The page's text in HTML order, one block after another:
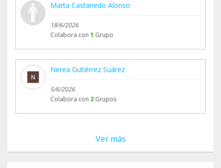
Marta Castanedo Alonso
18/6/2026
Colabora con 1 Grupo
Nerea Gutiérrez Suárez
5/6/2026
Colabora con 2 Grupos
Ver más